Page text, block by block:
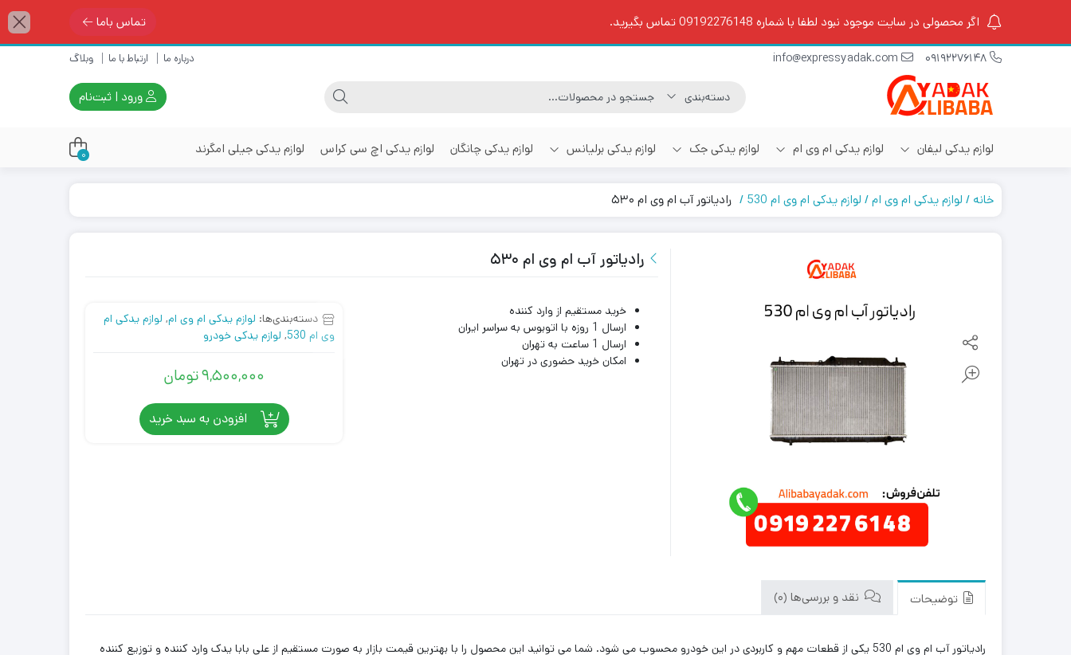
اگر محصولی در سایت موجود نبود لطفا با شماره 09192276148 تماس بگیرید. تماس باما
درباره ما ارتباط با ما وبلاگ
ورود | ثبت‌نام
لوازم یدکی لیفان لوازم یدکی ام وی ام لوازم یدکی جک لوازم یدکی برلیانس لوازم یدکی چانگان لوازم یدکی اچ سی کراس لوازم یدکی جیلی امگرند 0
خانه لوازم یدکی ام وی ام لوازم یدکی ام وی ام 530 رادیاتور آب ام وی ام ۵۳۰
رادیاتور آب ام وی ام ۵۳۰
خرید مستقیم از وارد کننده
ارسال 1 روزه با اتوبوس به سراسر ایران
ارسال 1 ساعت به تهران
امکان خرید حضوری در تهران
دسته‌بندی‌ها: لوازم یدکی ام وی ام, لوازم یدکی ام
وی ام 530
, لوازم یدکی خودرو
9,500,000تومان
افزودن به سبد خرید
توضیحات نقد و بررسی‌ها (0)
رادیاتور آب ام وی ام 530 یکی از قطعات مهم و کاربردی در این خودرو محسوب می شود. شما می توانید این محصول را با بهترین قیمت بازار به صورت مستقیم از علی بابا یدک وارد کننده و توزیع کننده